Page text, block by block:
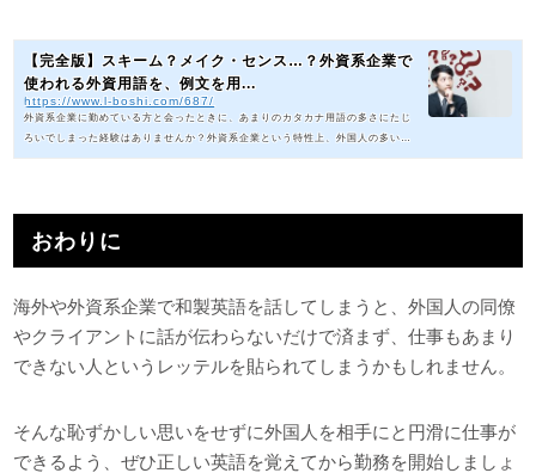
タカナ語をご紹介します。まずは外資系企業とは？のところを知りたい方は...
【完全版】スキーム？メイク・センス…？外資系企業で
使われる外資用語を、例文を用...
https://www.l-boshi.com/687/
外資系企業に勤めている方と会ったときに、あまりのカタカナ用語の多さにたじ
ろいでしまった経験はありませんか？外資系企業という特性上、外国人の多い環
境で日々業務をするに当たり、日本語の会話の中でカタカナ用語が頻出してしま
に使用するカタカナ用語を、例文を交えてご紹介しますのでぜひ参考に...
おわりに
海外や外資系企業で和製英語を話してしまうと、外国人の同僚
やクライアントに話が伝わらないだけで済まず、仕事もあまり
できない人というレッテルを貼られてしまうかもしれません。
そんな恥ずかしい思いをせずに外国人を相手にと円滑に仕事が
できるよう、ぜひ正しい英語を覚えてから勤務を開始しましょ